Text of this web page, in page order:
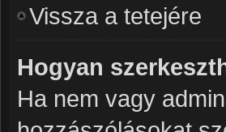
Vissza a tetejére
Hogyan
Ha nem vagy